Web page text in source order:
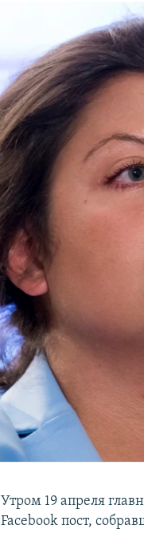
Утром 19 апреля
Facebook пост,